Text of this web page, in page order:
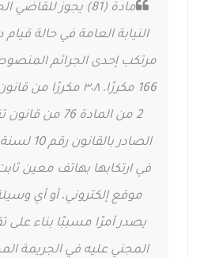
مادة (81) يجوز
النيابة العامة في حالة
مرتكب إحدى الجرائم
166 مكررًا، ٣٠٨
2 من المادة 76
في ارتكابها بهاتف معين
موقع إلكتروني، أو أي
يصدر أمرًا مسببًا بناء على
المجني عليه في الجريمة